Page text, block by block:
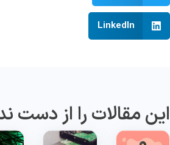
LinkedIn
مقالات را از دست